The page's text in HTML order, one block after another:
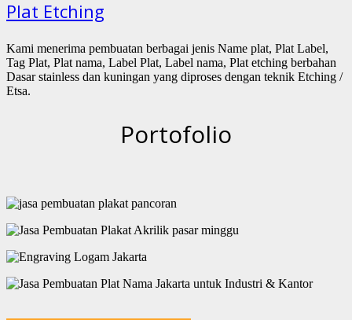
Plat Etching
Kami menerima pembuatan berbagai jenis Name plat, Plat Label,
Tag Plat, Plat nama, Label Plat, Label nama, Plat etching berbahan
Dasar stainless dan kuningan yang diproses dengan teknik Etching /
Etsa.
Portofolio